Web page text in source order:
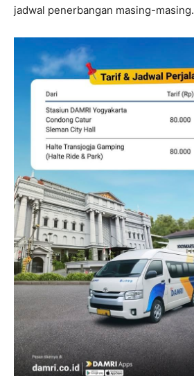
jadwal penerbangan masing-masing.